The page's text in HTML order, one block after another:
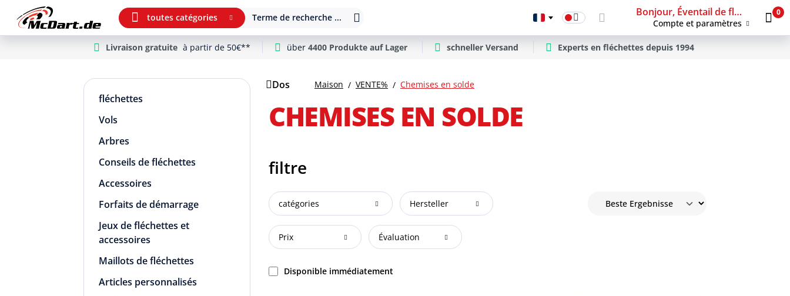
Hauptinhalt springen
Aller à la navigation principale
toutes catégories Terme de recherche ... Bonjour, Éventail de fléchettes
Compte et paramètres
0
Livraison gratuite à partir de 50€** über 4400 Produkte auf Lager schneller Versand Experts en fléchettes depuis 1994
fléchettes
Vols
Arbres
Conseils de fléchettes
Accessoires
Forfaits de démarrage
Jeux de fléchettes et
accessoires
Maillots de fléchettes
Articles personnalisés
Dos Maison VENTE% Chemises en solde
CHEMISES EN SOLDE
filtre
catégories Hersteller
Prix Évaluation
Disponible immédiatement